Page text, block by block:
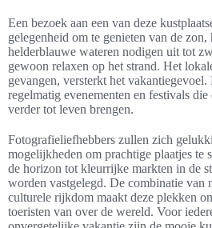
Een bezoek aan een van deze
gelegenheid om te genieten van de zon,
helderblauwe wateren nodigen uit tot
gewoon relaxen op het strand. Het
gevangen, versterkt het vakantiegevoel.
regelmatig evenementen en festivals
verder tot leven brengen.
Fotografieliefhebbers zullen zich
mogelijkheden om prachtige plaatjes te
de horizon tot kleurrijke markten in de
worden vastgelegd. De combinatie van
culturele rijkdom maakt deze plekken
toeristen van over de wereld. Voor